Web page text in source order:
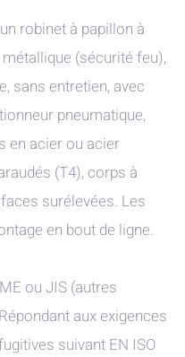
robinet à papillon à
(sécurité feu),
sans entretien, avec
pneumatique,
en acier ou acier
(T4), corps à
surélevées. Les
en bout de ligne.
ou JIS (autres
aux exigences
suivant EN ISO